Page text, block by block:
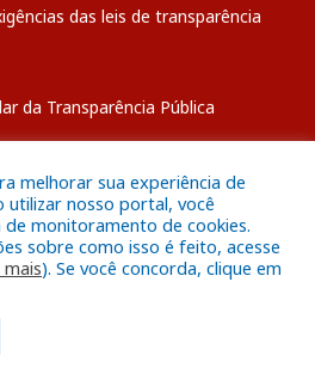
das leis de transparência
da Transparência Pública
a Câmara Municipal de Breves
o Webmail
melhorar sua experiência de
utilizar nosso portal, você
monitoramento de cookies.
sobre como isso é feito, acesse
mais). Se você concorda, clique em